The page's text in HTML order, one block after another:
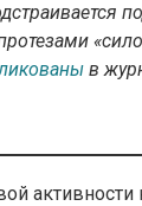
в